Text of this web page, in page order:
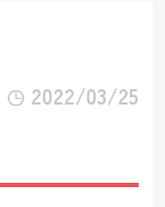
2022/03/25